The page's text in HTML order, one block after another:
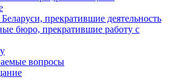
прекратившие деятельность
бюро, прекратившие работу с
вопросы